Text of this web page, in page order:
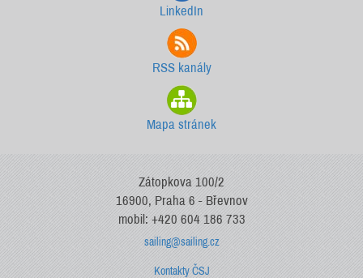
LinkedIn
RSS kanály
Mapa stránek
Zátopkova 100/2
16900, Praha 6 - Břevnov
mobil: +420 604 186 733
sailing@sailing.cz
Kontakty ČSJ